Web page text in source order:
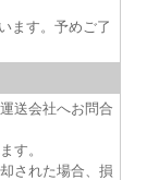
ます。予めご了
送会社へお問合
す。
された場合、損